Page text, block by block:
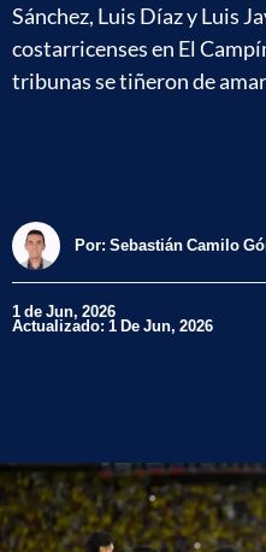
Sánchez, Luis Díaz y Luis
costarricenses en El
tribunas se tiñeron de
Por: Sebastián Camilo
1 de Jun, 2026
Actualizado: 1 De Jun, 2026